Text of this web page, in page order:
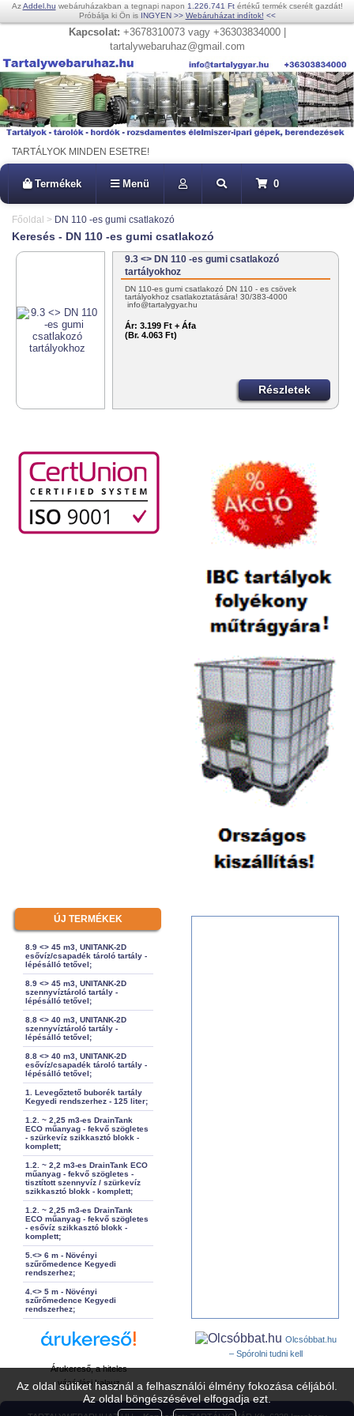
Az oldal sütiket használ a felhasználói élmény fokozása céljából.
Az oldal böngészésével elfogadja ezt.
AzAddel.hu webáruházakban a tegnapi napon 1.226.741 Ftértékű termék cserélt gazdát!
Próbálja ki Ön is INGYEN >> Webáruházat indítok! <<
Kapcsolat: +3678310073 vagy +36303834000 |
tartalywebaruhaz@gmail.com
TARTÁLYOK MINDEN ESETRE!
Termékek Menü 0
Főoldal > DN 110 -es gumi csatlakozó
Keresés - DN 110 -es gumi csatlakozó
9.3 <> DN 110 -es gumi csatlakozó
tartályokhoz
DN 110-es gumi csatlakozó DN 110 - es csövek
tartályokhoz csatlakoztatására! 30/383-4000
info@tartalygyar.hu
Ár: 3.199 Ft + Áfa
(Br. 4.063 Ft)
Részletek
ÚJ TERMÉKEK
8.9 <> 45 m3, UNITANK-2D
esővíz/csapadék tároló tartály -
lépésálló tetővel;
8.9 <> 45 m3, UNITANK-2D
szennyvíztároló tartály -
lépésálló tetővel;
8.8 <> 40 m3, UNITANK-2D
szennyvíztároló tartály -
lépésálló tetővel;
8.8 <> 40 m3, UNITANK-2D
esővíz/csapadék tároló tartály -
lépésálló tetővel;
1. Levegőztető buborék tartály
Kegyedi rendszerhez - 125 liter;
1.2. ~ 2,25 m3-es DrainTank
ECO műanyag - fekvő szögletes
- szürkevíz szikkasztó blokk -
komplett;
1.2. ~ 2,2 m3-es DrainTank ECO
műanyag - fekvő szögletes -
tisztított szennyvíz / szürkevíz
szikkasztó blokk - komplett;
1.2. ~ 2,25 m3-es DrainTank
ECO műanyag - fekvő szögletes
- esővíz szikkasztó blokk -
komplett;
5.<> 6 m - Növényi
szűrőmedence Kegyedi
rendszerhez;
4.<> 5 m - Növényi
szűrőmedence Kegyedi
rendszerhez;
Árukereső, a hiteles
vásárlási kalauz
Olcsóbbat.hu
– Spórolni tudni kell